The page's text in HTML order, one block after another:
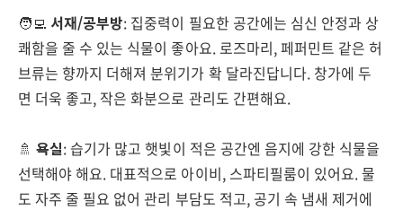
🧑‍💻 서재/공부방: 집중력이 필요한 공간에는 심신 안정과 상
쾌함을 줄 수 있는 식물이 좋아요. 로즈마리, 페퍼민트 같은 허
브류는 향까지 더해져 분위기가 확 달라진답니다. 창가에 두
면 더욱 좋고, 작은 화분으로 관리도 간편해요.
🚿욕실: 습기가 많고 햇빛이 적은 공간엔 음지에 강한 식물을
선택해야 해요. 대표적으로 아이비, 스파티필룸이 있어요. 물
도 자주 줄 필요 없어 관리 부담도 적고, 공기 속 냄새 제거에